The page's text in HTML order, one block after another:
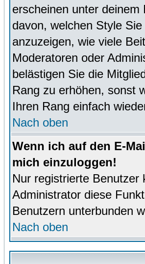
erscheinen unter
davon, welchen Style
anzuzeigen, wie viele
Moderatoren oder
belästigen Sie die
Rang zu erhöhen, sonst
Ihren Rang einfach
Nach oben
Wenn ich auf den E-
mich einzuloggen!
Nur registrierte
Administrator diese
Benutzern unterbunden
Nach oben